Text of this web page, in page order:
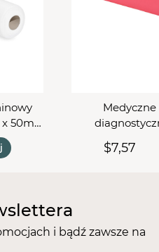
x 50m/
Medyczne
RÓŻOWE
$7,57
i bądź zawsze na